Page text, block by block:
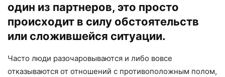
один из партнеров, это просто
происходит в силу обстоятельств
или сложившейся ситуации.
Часто люди разочаровываются и либо вовсе
отказываются от отношений с противоположным полом,